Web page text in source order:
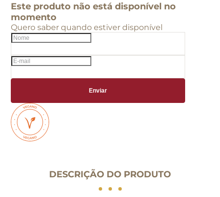
Este produto não está disponível no
momento
Quero saber quando estiver disponível
Enviar
DESCRIÇÃO DO PRODUTO